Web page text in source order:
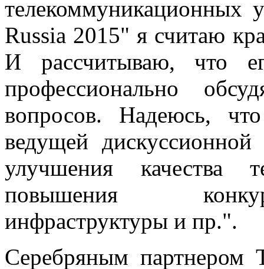
телекоммуникационных
Russia 2015" я считаю
И рассчитываю, что
профессионально
вопросов. Надеюсь,
ведущей
улучшения качества
повышения
инфраструктуры и пр.".
Серебряным партнером